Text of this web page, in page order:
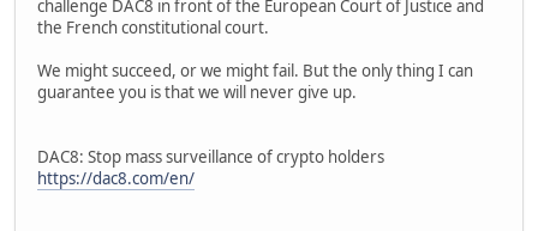
challenge DAC8 in front of the European Court of Justice and
the French constitutional court.
We might succeed, or we might fail. But the only thing I can
guarantee you is that we will never give up.
DAC8: Stop mass surveillance of crypto holders
https://dac8.com/en/